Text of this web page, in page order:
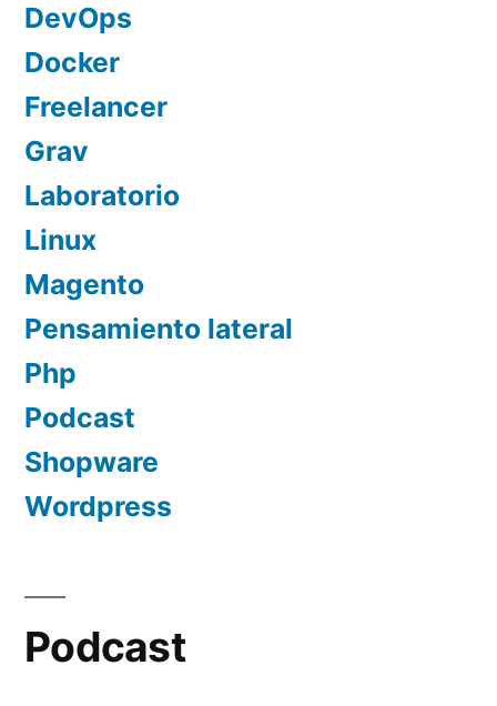
DevOps
Docker
Freelancer
Grav
Laboratorio
Linux
Magento
Pensamiento lateral
Php
Podcast
Shopware
Wordpress
Podcast